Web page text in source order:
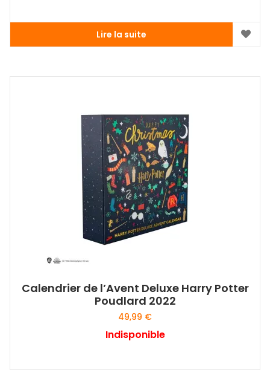
Lire la suite
Calendrier de l’Avent Deluxe Harry Potter
Poudlard 2022
49,99 €
Indisponible